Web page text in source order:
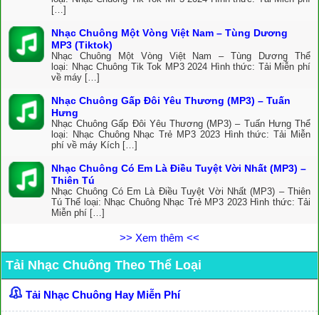
[…]
Nhạc Chuông Một Vòng Việt Nam – Tùng Dương
MP3 (Tiktok)
Nhạc Chuông Một Vòng Việt Nam – Tùng Dương Thể
loại: Nhạc Chuông Tik Tok MP3 2024 Hình thức: Tải Miễn phí
về máy […]
Nhạc Chuông Gấp Đôi Yêu Thương (MP3) – Tuấn
Hưng
Nhạc Chuông Gấp Đôi Yêu Thương (MP3) – Tuấn Hưng Thể
loại: Nhạc Chuông Nhạc Trẻ MP3 2023 Hình thức: Tải Miễn
phí về máy Kích […]
Nhạc Chuông Có Em Là Điều Tuyệt Vời Nhất (MP3) –
Thiên Tú
Nhạc Chuông Có Em Là Điều Tuyệt Vời Nhất (MP3) – Thiên
Tú Thể loại: Nhạc Chuông Nhạc Trẻ MP3 2023 Hình thức: Tải
Miễn phí […]
>> Xem thêm <<
Tải Nhạc Chuông Theo Thể Loại
Tải Nhạc Chuông Hay Miễn Phí